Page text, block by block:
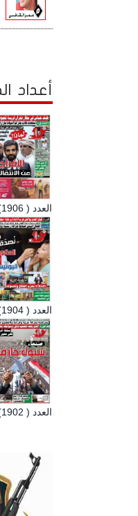
أعداد
العدد ( 1906)
العدد ( 1904)
العدد ( 1902)